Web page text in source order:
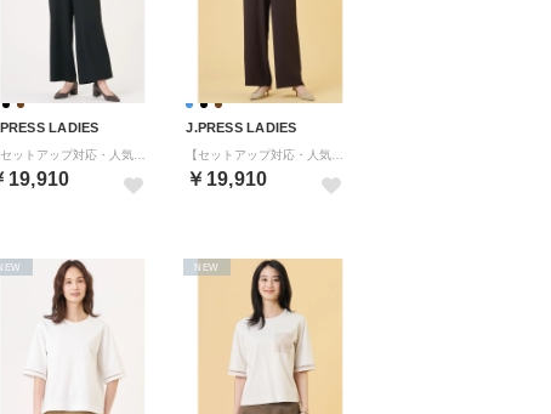
LADIES
19,910
J.PRESS LADIES
￥19,910
NEW